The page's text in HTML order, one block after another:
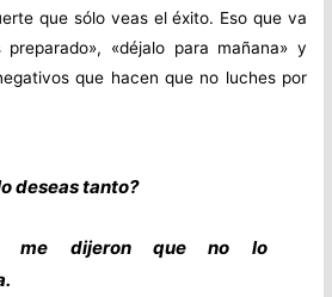
que sólo veas el éxito. Eso que va
«déjalo para mañana» y
que hacen que no luches por
deseas tanto?
me dijeron que no lo